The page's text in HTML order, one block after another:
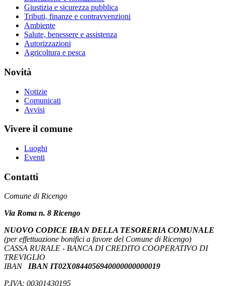
Giustizia e sicurezza pubblica
Tributi, finanze e contravvenzioni
Ambiente
Salute, benessere e assistenza
Autorizzazioni
Agricoltura e pesca
Novità
Notizie
Comunicati
Avvisi
Vivere il comune
Luoghi
Eventi
Contatti
Comune di Ricengo
Via Roma n. 8 Ricengo
NUOVO CODICE IBAN DELLA TESORERIA COMUNALE
(per effettuazione bonifici a favore del Comune di Ricengo)
CASSA RURALE - BANCA DI CREDITO COOPERATIVO DI
TREVIGLIO
IBAN
IBAN IT02X0844056940000000000019
P.IVA: 00301430195